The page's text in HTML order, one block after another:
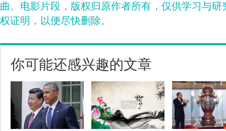
曲、电影片段，版权归原作者所有，仅供学习与
权证明，以便尽快删除。
你可能还感兴趣的文章